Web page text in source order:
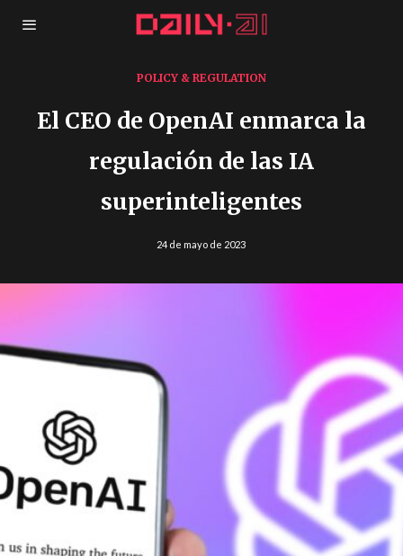
POLICY & REGULATION
El CEO de OpenAI enmarca la
regulación de las IA
superinteligentes
24 de mayo de 2023